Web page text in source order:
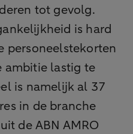
tot gevolg.
is hard
personeelstekorten
ambitie lastig te
is namelijk al 37
in de branche
de ABN AMRO